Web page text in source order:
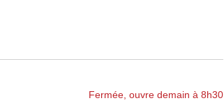
Fermée, ouvre demain à 8h30